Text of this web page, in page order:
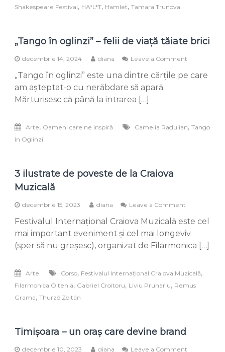
-
“Cum
privim
viitor
Shakespeare Festival, HA*L*T, Hamlet, Tamara Trunova
„Tango în oglinzi” – felii de viață tăiate brici
decembrie 14, 2024 diana Leave a Comment
în
tăiate
„Tango în oglinzi” este una dintre cărțile pe care
am așteptat-o cu nerăbdare să apară.
Mărturisesc că până la intrarea […]
Arte, Oameni care ne inspiră Camelia Radulian, Tango
în Oglinzi
3 ilustrate de poveste de la Craiova
Muzicală
decembrie 15, 2023 diana Leave a Comment
ilustrate
de
poveste
de
Muzicală
Festivalul Internațional Craiova Muzicală este cel
mai important eveniment și cel mai longeviv
(sper să nu greșesc), organizat de Filarmonica […]
Arte Corso, Festivalul Internațional Craiova Muzicală,
Filarmonica Oltenia, Gabriel Croitoru, Liviu Prunariu, Remus
Grama, Thurzó Zoltán
Timișoara – un oraș care devine brand
decembrie 10, 2023 diana Leave a Comment